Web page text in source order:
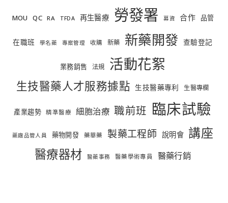
MOU QC RA TFDA 再生醫療 勞發署 募資 合作 品管
在職班 學名藥 專案管理 收購 新藥 新藥開發 查驗登記
業務銷售 法規 活動花絮
生技醫藥人才服務據點 生技醫藥專利 生醫專欄
產業趨勢 精準醫療 細胞治療 職前班 臨床試驗
藥廠品管人員 藥物開發 藥華藥 製藥工程師 說明會 講座
醫療器材 醫藥事務 醫藥學術專員 醫藥行銷